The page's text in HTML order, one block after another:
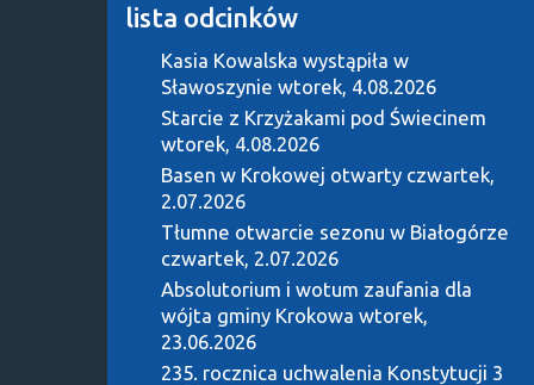
lista odcinków
Kasia Kowalska wystąpiła w
Sławoszynie wtorek, 4.08.2026
Starcie z Krzyżakami pod Świecinem
wtorek, 4.08.2026
Basen w Krokowej otwarty czwartek,
2.07.2026
Tłumne otwarcie sezonu w Białogórze
czwartek, 2.07.2026
Absolutorium i wotum zaufania dla
wójta gminy Krokowa wtorek,
23.06.2026
235. rocznica uchwalenia Konstytucji 3